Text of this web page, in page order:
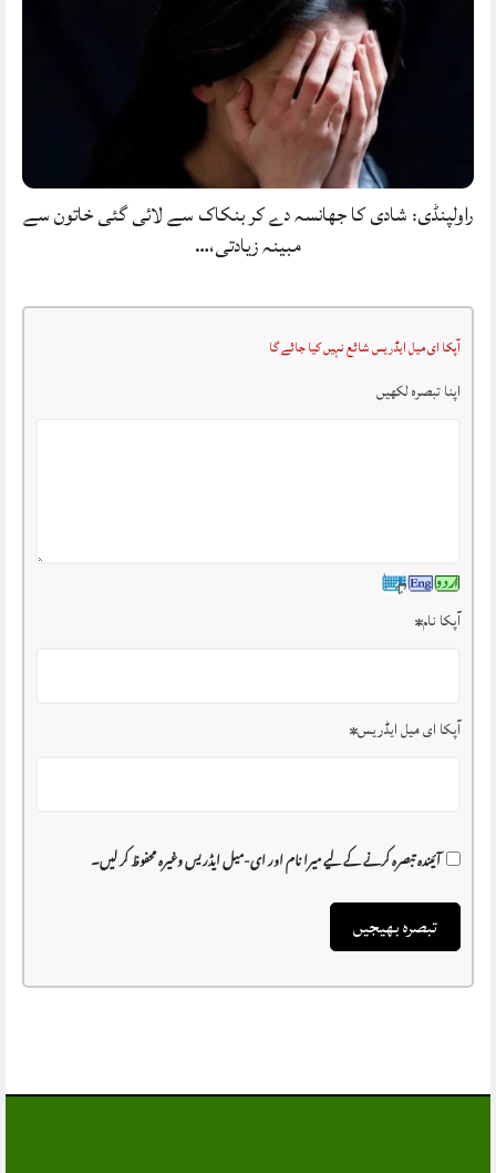
راولپنڈی: شادی کا جھانسہ دے کر بنکاک سے لائی گئی خاتون سے
مبینہ زیادتی،…
آپکا ای میل ایڈریس شائع نہیں کیا جائے گا
اپنا تبصرہ لکھیں
آپکا نام*
آپکا ای میل ایڈریس*
آئیندہ تبصرہ کرنے کے لیے میرا نام اور ای-میل ایڈریس وغیرہ محفوظ کر لیں۔